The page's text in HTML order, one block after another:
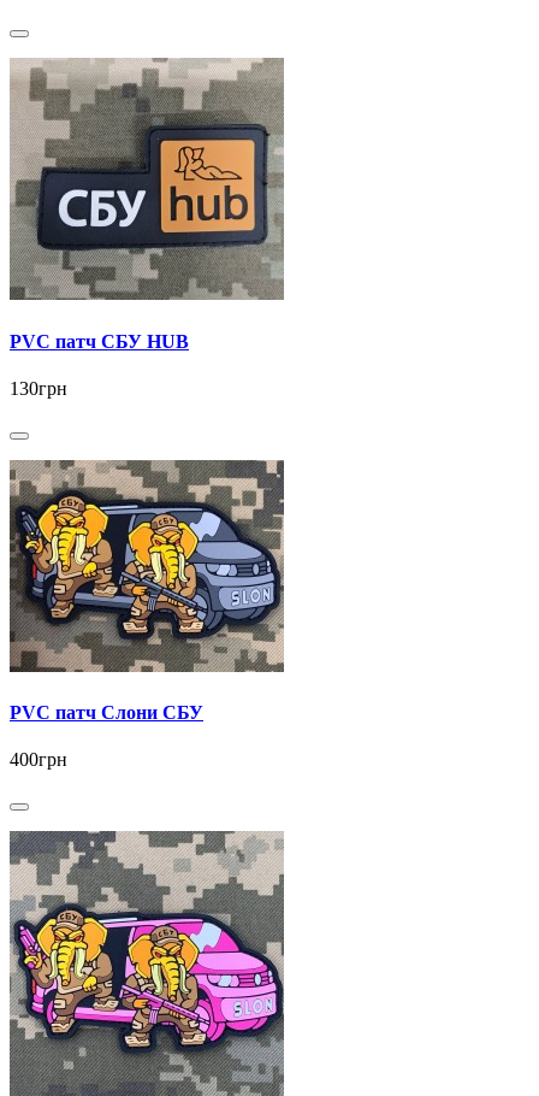
PVC патч СБУ HUB
130грн
PVC патч Слони СБУ
400грн